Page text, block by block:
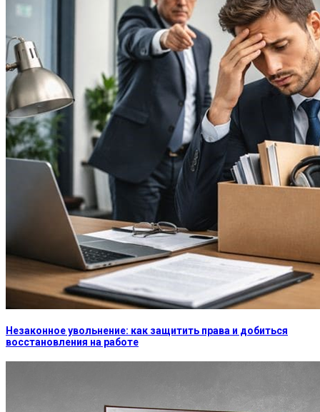
Незаконное увольнение: как защитить права и добиться
восстановления на работе